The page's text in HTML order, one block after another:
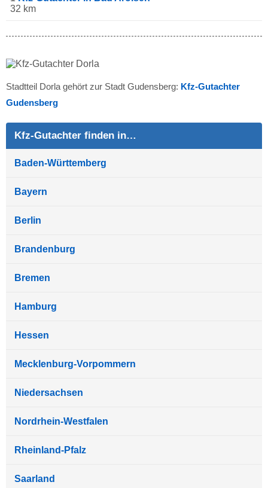
32 km
Stadtteil Dorla gehört zur Stadt Gudensberg: Kfz-Gutachter
Gudensberg
Kfz-Gutachter finden in…
Baden-Württemberg
Bayern
Berlin
Brandenburg
Bremen
Hamburg
Hessen
Mecklenburg-Vorpommern
Niedersachsen
Nordrhein-Westfalen
Rheinland-Pfalz
Saarland